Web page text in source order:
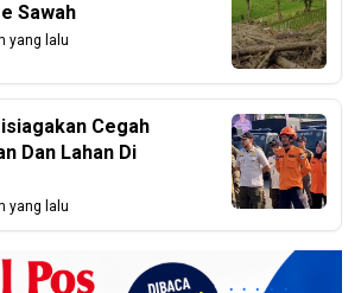
Sawah
yang lalu
Cegah
Dan Lahan Di
yang lalu